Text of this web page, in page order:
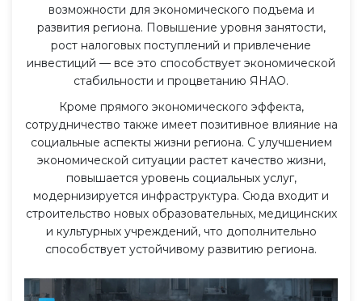
возможности для экономического подъема и
развития региона. Повышение уровня занятости,
рост налоговых поступлений и привлечение
инвестиций — все это способствует экономической
стабильности и процветанию ЯНАО.
Кроме прямого экономического эффекта,
сотрудничество также имеет позитивное влияние на
социальные аспекты жизни региона. С улучшением
экономической ситуации растет качество жизни,
повышается уровень социальных услуг,
модернизируется инфраструктура. Сюда входит и
строительство новых образовательных, медицинских
и культурных учреждений, что дополнительно
способствует устойчивому развитию региона.